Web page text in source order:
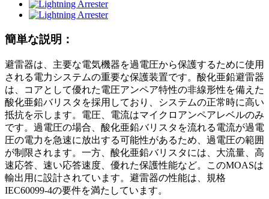
簡単な説明：
避雷器は、主要な電気機器を過電圧から保護するために使用
される電力システムの重要な保護装置です。酸化亜鉛避雷器
は、コアとして優れた電圧アンペア特性の非線形性を備えた
酸化亜鉛バリスタを採用しており、システムの正常時に高い
抵抗を示します。電圧、電流はマイクロアンペアレベルのみ
です。過電圧の場合、酸化亜鉛バリスタを流れる電流が過電
圧の電力を急速に放出する可能性があるため、過電圧の範囲
が制限されます。一方、酸化亜鉛バリスタには、大流量、高
速応答、速い応答速度、優れた保護性能など。このMOASは
輸出用に設計されています。避雷器の性能は、規格
IEC60099-4の要件を満たしています。